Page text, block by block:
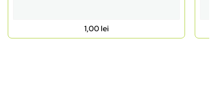
1,00 lei